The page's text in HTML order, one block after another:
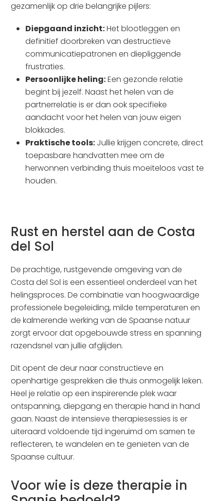
gezamenlijk op drie belangrijke pijlers:
Diepgaand inzicht:Het blootleggen en
definitief doorbreken van destructieve
communicatiepatronen en diepliggende
frustraties.
Persoonlijke heling:Een gezonde relatie
begint bij jezelf. Naast het helen van de
partnerrelatie is er dan ook specifieke
aandacht voor het helen van jouw eigen
blokkades.
Praktische tools: Jullie krijgen concrete, direct
toepasbare handvatten mee om de
herwonnen verbinding thuis moeiteloos vast te
houden.
Rust en herstel aan de Costa
del Sol
De prachtige, rustgevende omgeving van de
Costa del Sol is een essentieel onderdeel van het
helingsproces. De combinatie van hoogwaardige
professionele begeleiding, milde temperaturen en
de kalmerende werking van de Spaanse natuur
zorgt ervoor dat opgebouwde stress en spanning
razendsnel van jullie afglijden.
Dit opent de deur naar constructieve en
openhartige gesprekken die thuis onmogelijk leken.
Heel je relatie op een inspirerende plek waar
ontspanning, diepgang en therapie hand in hand
gaan. Naast de intensieve therapiesessies is er
uiteraard voldoende tijd ingeruimd om samen te
reflecteren, te wandelen en te genieten van de
Spaanse cultuur.
Voor wie is deze therapie in